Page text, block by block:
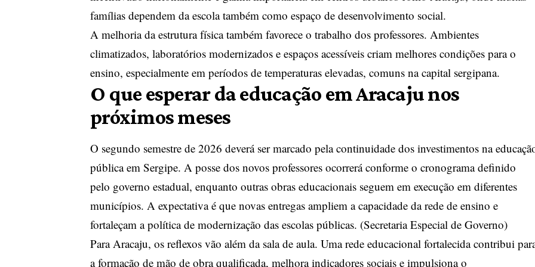
famílias dependem da escola também como espaço de desenvolvimento social.
A melhoria da estrutura física também favorece o trabalho dos professores. Ambientes
climatizados, laboratórios modernizados e espaços acessíveis criam melhores condições para o
ensino, especialmente em períodos de temperaturas elevadas, comuns na capital sergipana.
O que esperar da educação em Aracaju nos
próximos meses
O segundo semestre de 2026 deverá ser marcado pela continuidade dos investimentos na
pública em Sergipe. A posse dos novos professores ocorrerá conforme o cronograma definido
pelo governo estadual, enquanto outras obras educacionais seguem em execução em diferentes
municípios. A expectativa é que novas entregas ampliem a capacidade da rede de ensino e
fortaleçam a política de modernização das escolas públicas. (Secretaria Especial de Governo)
Para Aracaju, os reflexos vão além da sala de aula. Uma rede educacional fortalecida contribui
a formação de mão de obra qualificada, melhora indicadores sociais e impulsiona o